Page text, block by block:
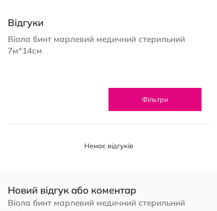
Відгуки
Віола бинт марлевий медичний стерильний
7м*14см
Фільтри
Немає відгуків
Новий відгук або коментар
Віола бинт марлевий медичний стерильний